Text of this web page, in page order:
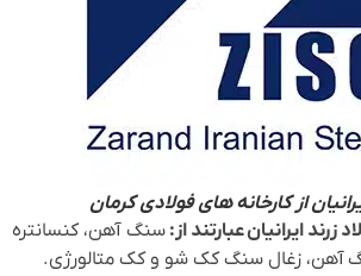
از کارخانه های فولادی کرمان
ایرانیان عبارتند از:سنگ آهن، کنسانتره
آهن، زغال سنگ کک شو و کک متالورژی.